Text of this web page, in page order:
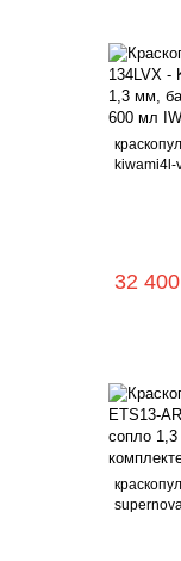
kiwami4l-
32 400